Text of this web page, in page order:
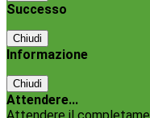
Successo
Chiudi
Informazione
Chiudi
Attendere...